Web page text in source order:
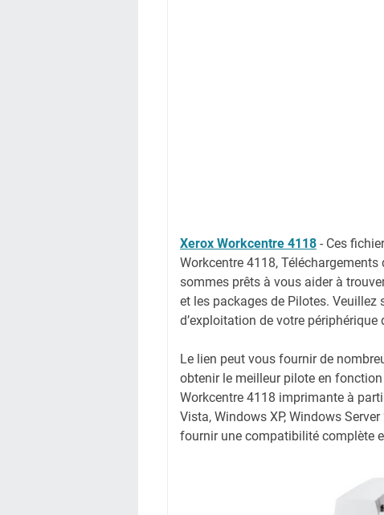
Xerox Workcentre 4118 - Ces
Workcentre 4118,
sommes prêts à vous aider à
et les packages de Pilotes.
d’exploitation de votre périphérique
Le lien peut vous fournir de
obtenir le meilleur pilote en
Workcentre 4118 imprimante à
Vista, Windows XP, Windows
fournir une compatibilité complète